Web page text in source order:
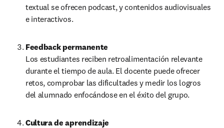
textual se ofrecen podcast, y contenidos audiovisuales
e interactivos.
Feedback permanente
Los estudiantes reciben retroalimentación relevante
durante el tiempo de aula. El docente puede ofrecer
retos, comprobar las dificultades y medir los logros
del alumnado enfocándose en el éxito del grupo.
Cultura de aprendizaje